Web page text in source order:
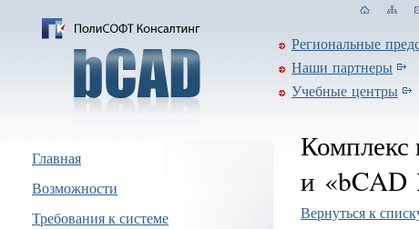
Главная
Возможности
Требования к системе
Региональные
Наши партнеры
Учебные центры
и «bCAD
Вернуться к